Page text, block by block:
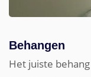
Behangen
Het juiste